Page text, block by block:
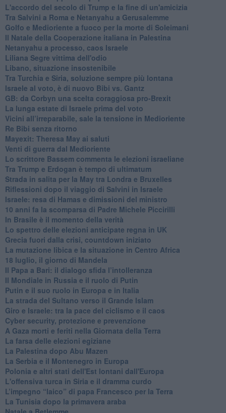
L'accordo del secolo di Trump e la fine di un'amicizia
Tra Salvini a Roma e Netanyahu a Gerusalemme
Golfo e Medioriente a fuoco per la morte di Soleimani
Il Natale della Cooperazione italiana in Palestina
Netanyahu a processo, caos Israele
Liliana Segre vittima dell'odio
Libano, situazione insostenibile
Tra Turchia e Siria, soluzione sempre più lontana
Israele al voto, è di nuovo Bibi vs. Gantz
GB: da Corbyn una scelta coraggiosa pro-Brexit
La lunga estate di Israele prima del voto
Vicini all’irreparabile, sale la tensione in Medioriente
Re Bibi senza ritorno
Mayexit: Theresa May ai saluti
Venti di guerra dal Medioriente
Lo scrittore Bassem commenta le elezioni israeliane
Tra Trump e Erdogan è tempo di ultimatum
Strada in salita per la May tra Londra e Bruxelles
Riflessioni dopo il viaggio di Salvini in Israele
Israele: resa di Hamas e dimissioni del ministro
10 anni fa la scomparsa di Padre Michele Piccirilli
In Brasile è il momento della verità
Lo spettro delle elezioni anticipate regna in UK
Grecia fuori dalla crisi, countdown iniziato
La mutazione libica e la situazione in Centro Africa
18 luglio, il giorno di Mandela
Il Papa a Bari: il dialogo sfida l’intolleranza
Il Mondiale in Russia e il ruolo di Putin
Putin e il suo ruolo in Europa e in Italia
La strada del Sultano verso il Grande Islam
Giro e Israele: tra la pace del ciclismo e il caos
Cyber security, protezione e prevenzione
A Gaza morti e feriti nella Giornata della Terra
La farsa delle elezioni egiziane
La Palestina dopo Abu Mazen
La Serbia e il Montenegro in Europa
Polonia e altri stati dell'Est lontani dall'Europa
L'offensiva turca in Siria e il dramma curdo
L’impegno “laico” di papa Francesco per la Terra
La Tunisia dopo la primavera araba